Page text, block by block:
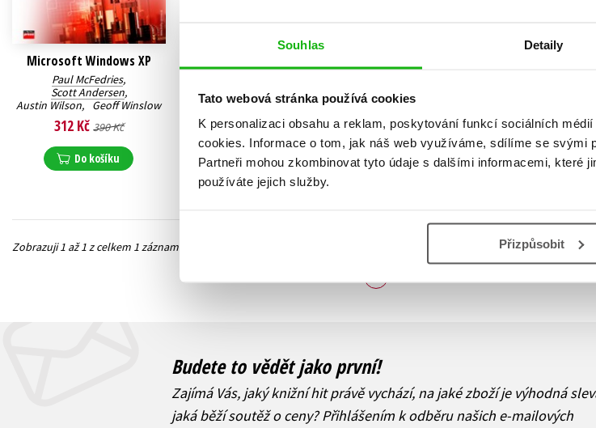
Souhlas Detaily
Tato webová stránka používá cookies
K personalizaci obsahu a reklam, poskytování funkcí sociálních
cookies. Informace o tom, jak náš web využíváme, sdílíme se svými
Partneři mohou zkombinovat tyto údaje s dalšími informacemi, které
používáte jejich služby.
Přizpůsobit
Microsoft Windows XP
Paul McFedries,
Scott Andersen,
Austin Wilson, Geoff Winslow
312 Kč 390 Kč
Do košíku
Zobrazuji 1 až 1 z celkem 1 záznamů
Budete to vědět jako první!
Zajímá Vás, jaký knižní hit právě vychází, na jaké zboží je výhodná
jaká běží soutěž o ceny? Přihlášením k odběru našich e-mailových